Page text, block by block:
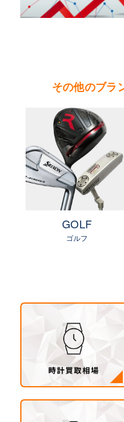
店がある。
茨城県 県北地区（
市・大子町・日立市
茨城県 鹿行地区（鉾
岡市・潮来市・神栖市
茨城県 県南地区（石
浦市・つくば市・阿
市・龍ヶ崎市・取手
みらい市・守谷市）
その他のブラ
GOLF
ゴルフ